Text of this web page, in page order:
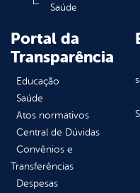
Saúde
Portal da
Transparência
Educação
Saúde
Atos normativos
Central de Dúvidas
Convênios e
Transferências
Despesas